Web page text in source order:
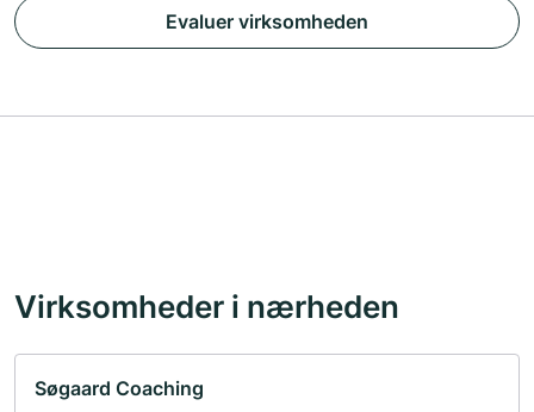
Evaluer virksomheden
Virksomheder i nærheden
Søgaard Coaching